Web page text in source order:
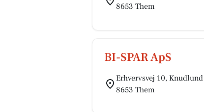
8653 Them
BI-SPAR ApS
Erhvervsvej 10, Knudlund
8653 Them